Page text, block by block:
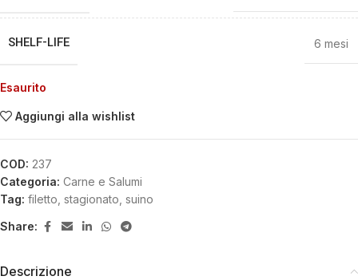
SHELF-LIFE 6 mesi
Esaurito
Aggiungi alla wishlist
COD: 237
Categoria: Carne e Salumi
Tag: filetto stagionato suino
Share:
Descrizione